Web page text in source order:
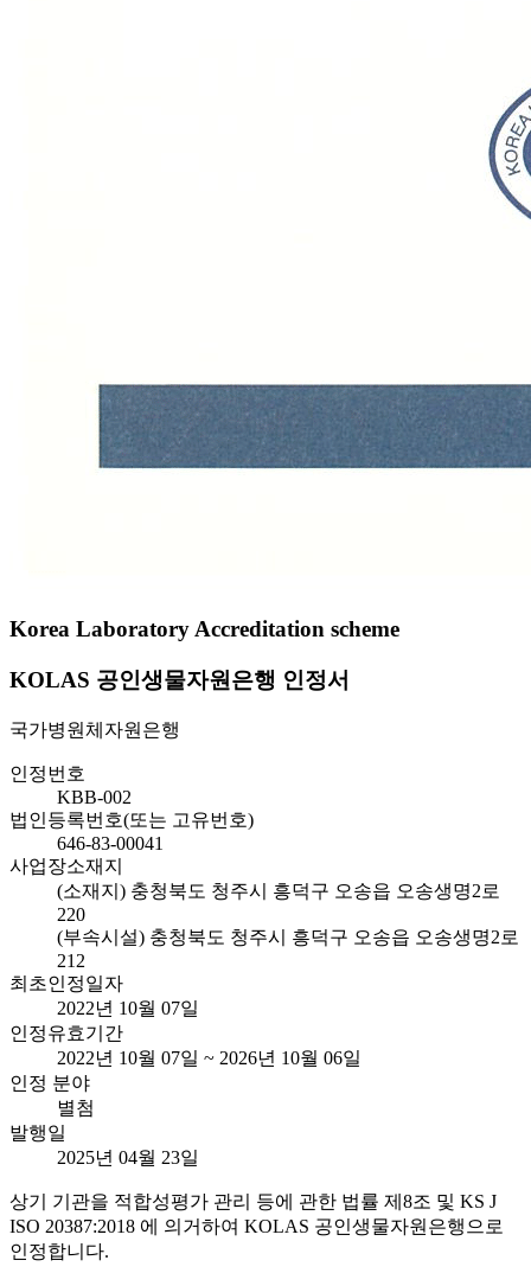
Korea Laboratory Accreditation scheme
KOLAS 공인생물자원은행 인정서
국가병원체자원은행
인정번호
KBB-002
법인등록번호(또는 고유번호)
646-83-00041
사업장소재지
(소재지) 충청북도 청주시 흥덕구 오송읍 오송생명2로
220
(부속시설) 충청북도 청주시 흥덕구 오송읍 오송생명2로
212
최초인정일자
2022년 10월 07일
인정유효기간
2022년 10월 07일 ~ 2026년 10월 06일
인정 분야
별첨
발행일
2025년 04월 23일
상기 기관을 적합성평가 관리 등에 관한 법률 제8조 및 KS J
ISO 20387:2018 에 의거하여 KOLAS 공인생물자원은행으로
인정합니다.